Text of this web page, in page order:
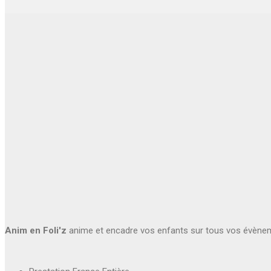
Anim en Foli'z anime et encadre vos enfants sur tous vos